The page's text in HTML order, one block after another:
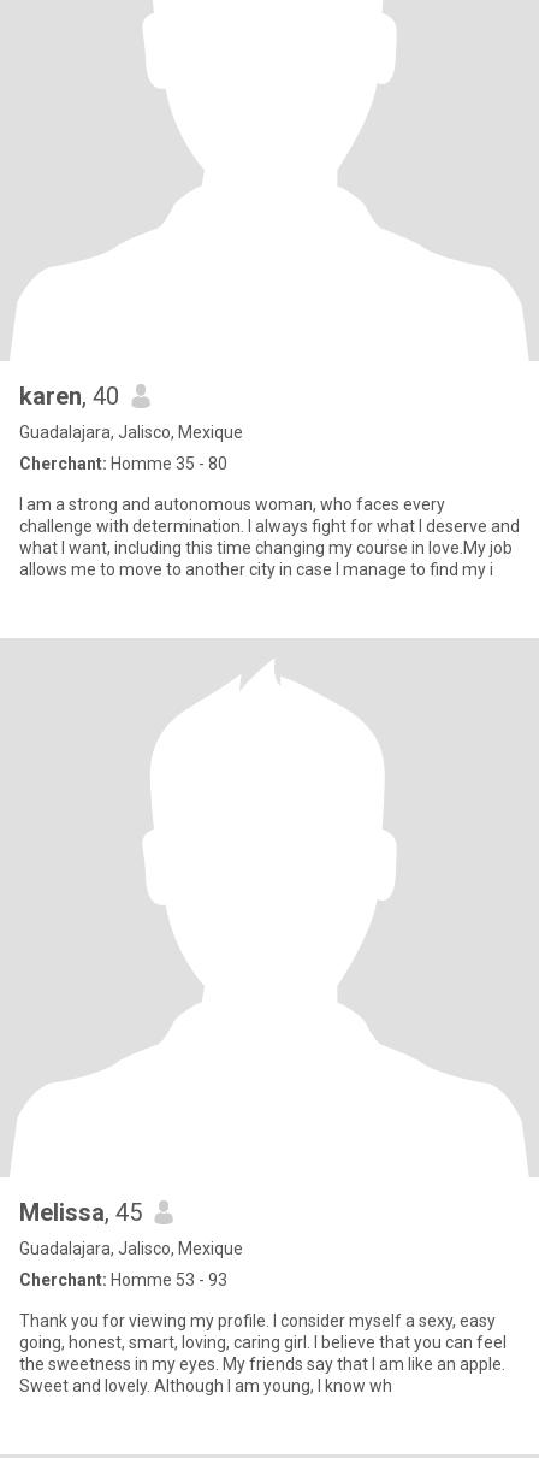
karen, 40
Guadalajara, Jalisco, Mexique
Cherchant: Homme 35 - 80
I am a strong and autonomous woman, who faces every
challenge with determination. I always fight for what I deserve and
what I want, including this time changing my course in love.My job
allows me to move to another city in case I manage to find my i
Melissa, 45
Guadalajara, Jalisco, Mexique
Cherchant: Homme 53 - 93
Thank you for viewing my profile. I consider myself a sexy, easy
going, honest, smart, loving, caring girl. I believe that you can feel
the sweetness in my eyes. My friends say that I am like an apple.
Sweet and lovely. Although I am young, I know wh